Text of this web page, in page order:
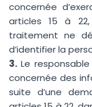
concernée
articles 15 à
traitement ne
d’identifier la
3. Le
concernée des
suite d’une